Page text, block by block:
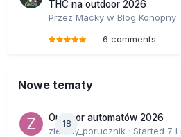
THC na outdoor 2026
Przez Macky w Blog Konopny
6 comments
Nowe tematy
18
Outdoor automatów 2026
zielony_porucznik · Started 7